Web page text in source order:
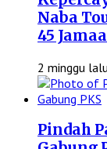
Naba
45
2 minggu lalu
Pindah